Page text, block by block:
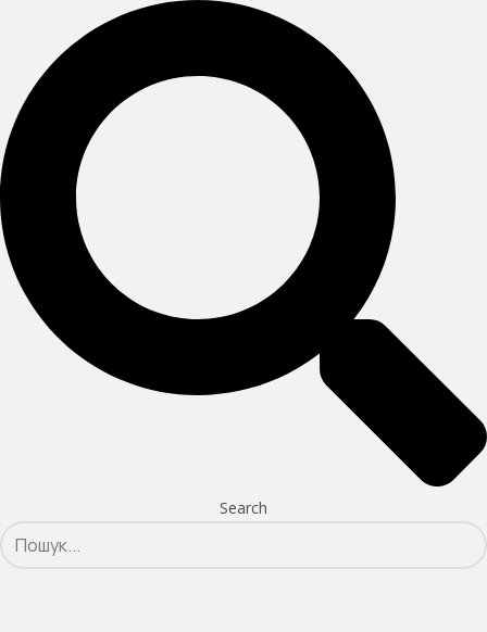
Search